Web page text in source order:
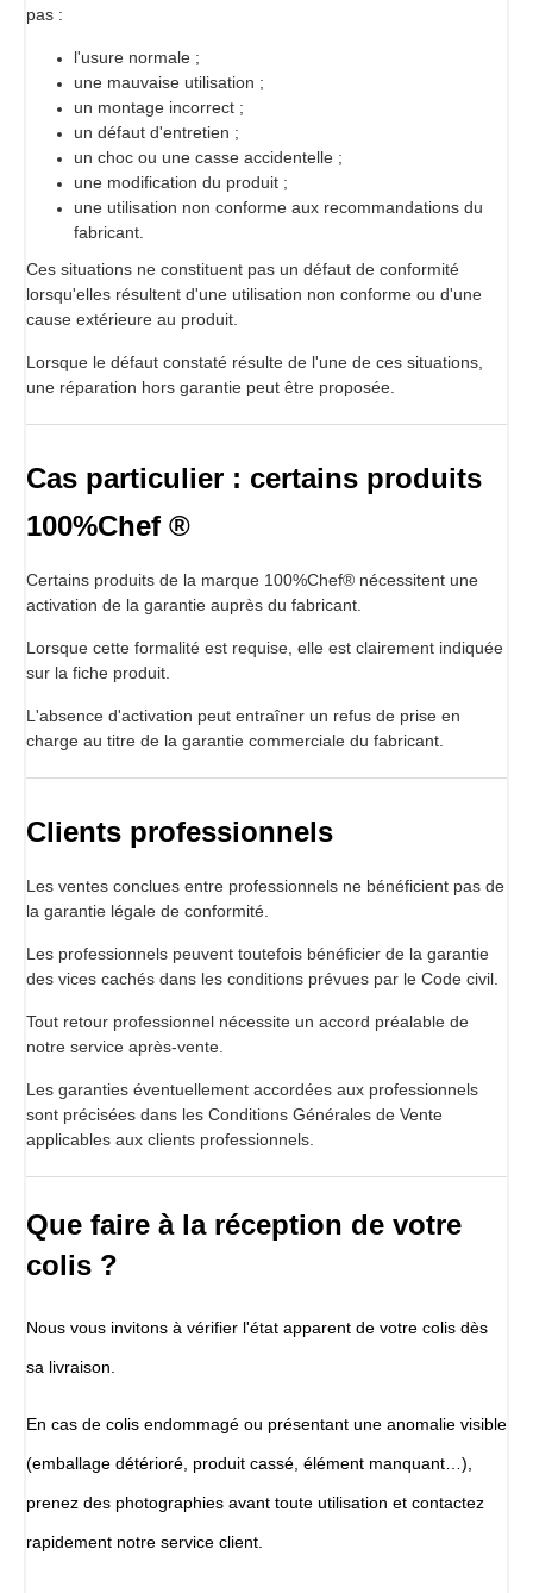
pas :
l'usure normale ;
une mauvaise utilisation ;
un montage incorrect ;
un défaut d'entretien ;
un choc ou une casse accidentelle ;
une modification du produit ;
une utilisation non conforme aux recommandations du
fabricant.
Ces situations ne constituent pas un défaut de conformité
lorsqu'elles résultent d'une utilisation non conforme ou d'une
cause extérieure au produit.
Lorsque le défaut constaté résulte de l'une de ces situations,
une réparation hors garantie peut être proposée.
Cas particulier : certains produits
100%Chef ®
Certains produits de la marque 100%Chef® nécessitent une
activation de la garantie auprès du fabricant.
Lorsque cette formalité est requise, elle est clairement indiquée
sur la fiche produit.
L'absence d'activation peut entraîner un refus de prise en
charge au titre de la garantie commerciale du fabricant.
Clients professionnels
Les ventes conclues entre professionnels ne bénéficient pas de
la garantie légale de conformité.
Les professionnels peuvent toutefois bénéficier de la garantie
des vices cachés dans les conditions prévues par le Code civil.
Tout retour professionnel nécessite un accord préalable de
notre service après-vente.
Les garanties éventuellement accordées aux professionnels
sont précisées dans les Conditions Générales de Vente
applicables aux clients professionnels.
Que faire à la réception de votre
colis ?
Nous vous invitons à vérifier l'état apparent de votre colis dès
sa livraison.
En cas de colis endommagé ou présentant une anomalie visible
(emballage détérioré, produit cassé, élément manquant…),
prenez des photographies avant toute utilisation et contactez
rapidement notre service client.